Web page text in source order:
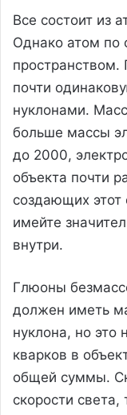
Все состоит из
Однако атом по
почти
нуклонами.
больше массы
до 2000,
объекта почти
создающих
имейте
внутри.
Глюоны
должен иметь
нуклона, но это
кварков в
общей суммы.
скорости